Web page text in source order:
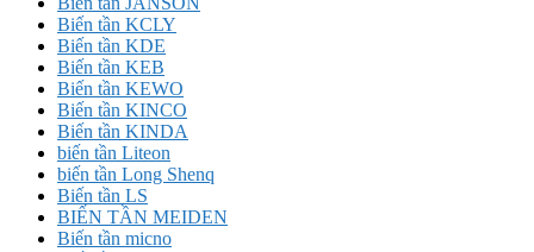
Biến tần KCLY
Biến tần KDE
Biến tần KEB
Biến tần KEWO
Biến tần KINCO
Biến tần KINDA
biến tần Liteon
biến tần Long Shenq
Biến tần LS
BIẾN TẦN MEIDEN
Biến tần micno